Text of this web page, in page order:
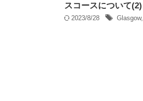
スコースについて(2)
2023/8/28 Glasgow,